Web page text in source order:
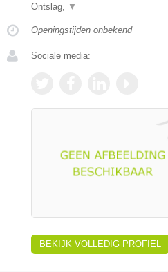
Ontslag, ▼
Openingstijden onbekend
Sociale media:
BEKIJK VOLLEDIG PROFIEL